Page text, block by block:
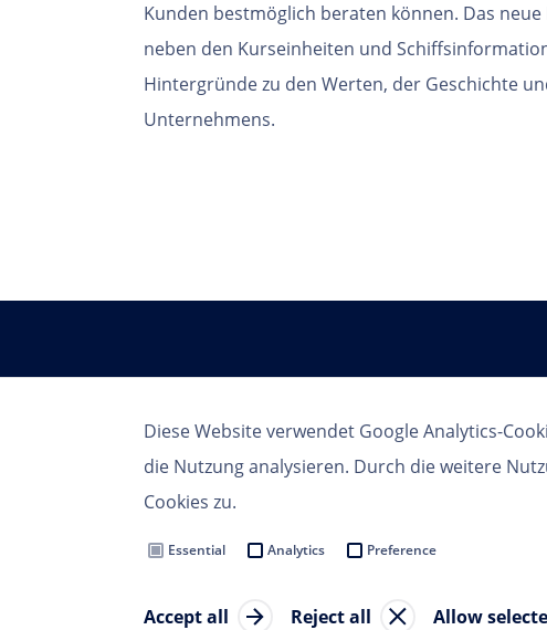
Diese Website verwendet Google Analytics-
die Nutzung analysieren. Durch die weitere
Cookies zu.
Essential Analytics Preference
Accept all Reject all Allow
Kunden bestmöglich beraten können. Das
neben den Kurseinheiten und
Hintergründezu den Werten, der Geschichte
Unternehmens.